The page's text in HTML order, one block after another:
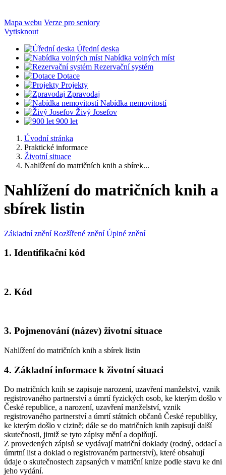
Mapa webu Verze pro seniory
Vytisknout
Úřední deska
Nabídka volných míst
Rezervační systém
Dotace
Projekty
Zpravodaj
Nabídka nemovitostí
Živý Josefov
900 let
Úvodní stránka
Praktické informace
Životní situace
Nahlížení do matričních knih a sbírek...
Nahlížení do matričních knih a
sbírek listin
Základní znění Rozšířené znění Úplné znění
1. Identifikační kód
2. Kód
3. Pojmenování (název) životní situace
Nahlížení do matričních knih a sbírek listin
4. Základní informace k životní situaci
Do matričních knih se zapisuje narození, uzavření manželství, vznik
registrovaného partnerství a úmrtí fyzických osob, ke kterým došlo v
České republice, a narození, uzavření manželství, vznik
registrovaného partnerství a úmrtí státních občanů České republiky,
ke kterým došlo v cizině; dále se do matričních knih zapisují další
skutečnosti, jimiž se tyto zápisy mění a doplňují.
Z provedených zápisů se vydávají matriční doklady (rodný, oddací a
úmrtní list a doklad o registrovaném partnerství), které obsahují
údaje o skutečnostech zapsaných v matriční knize podle stavu ke dni
jeho vydání.